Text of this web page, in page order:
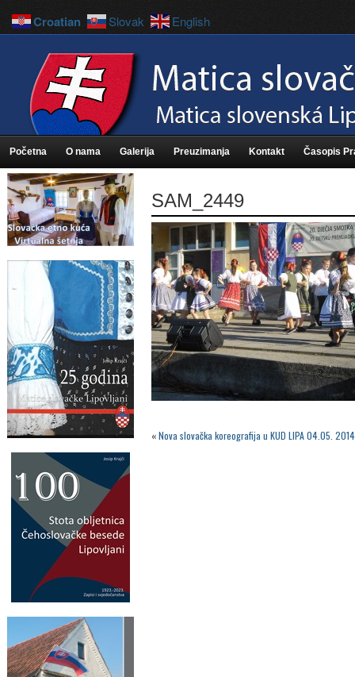
Početna O nama Galerija Preuzimanja Kontakt Časopis
SAM_2449
«Nova slovačka koreografija u KUD LIPA 04.05.
Croatian Slovak English